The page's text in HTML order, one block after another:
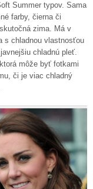
Summer typov. Sama
farby, čierna či
zima. Má v
s chladnou vlastnosťou
chladnú pleť.
môže byť fotkami
či je viac chladný